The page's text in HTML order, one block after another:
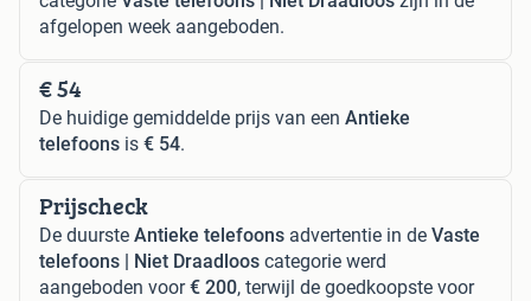
afgelopen week aangeboden.
€ 54
De huidige gemiddelde prijs van een Antieke
telefoons is € 54.
Prijscheck
De duurste Antieke telefoons advertentie in de Vaste
telefoons | Niet Draadloos categorie werd
aangeboden voor€ 200, terwijl de goedkoopste voor